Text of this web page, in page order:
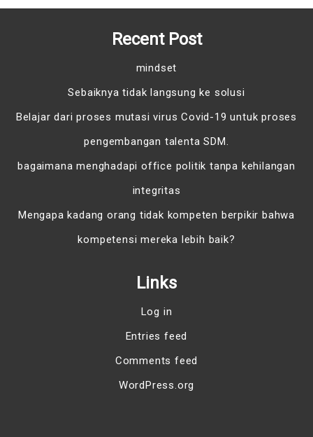
Recent Post
mindset
Sebaiknya tidak langsung ke solusi
Belajar dari proses mutasi virus Covid-19 untuk proses
pengembangan talenta SDM.
bagaimana menghadapi office politik tanpa kehilangan
integritas
Mengapa kadang orang tidak kompeten berpikir bahwa
kompetensi mereka lebih baik?
Links
Log in
Entries feed
Comments feed
WordPress.org